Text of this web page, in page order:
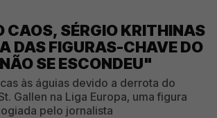
CAOS, SÉRGIO KRITHINAS
DAS FIGURAS-CHAVE DO
SE ESCONDEU"
às águias devido a derrota do
Gallen na Liga Europa, uma figura
pelo jornalista